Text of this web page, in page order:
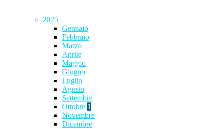
2025
Gennaio
Febbraio
Marzo
Aprile
Maggio
Giugno
Luglio
Agosto
Settembre
Ottobre 1
Novembre
Dicembre